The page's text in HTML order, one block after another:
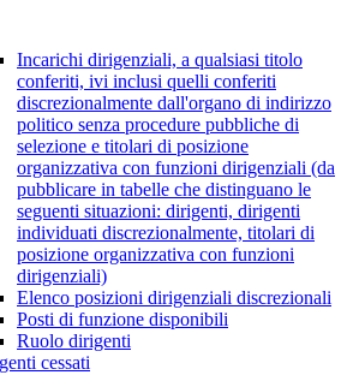
Incarichi dirigenziali, a qualsiasi titolo
conferiti, ivi inclusi quelli conferiti
discrezionalmente dall'organo di indirizzo
politico senza procedure pubbliche di
selezione e titolari di posizione
organizzativa con funzioni dirigenziali (da
pubblicare in tabelle che distinguano le
seguenti situazioni: dirigenti, dirigenti
individuati discrezionalmente, titolari di
posizione organizzativa con funzioni
dirigenziali)
Elenco posizioni dirigenziali discrezionali
Posti di funzione disponibili
Ruolo dirigenti
cessati